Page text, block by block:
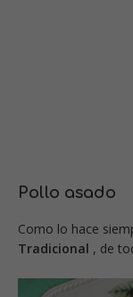
Pollo asado
Como lo hace
Tradicional , de